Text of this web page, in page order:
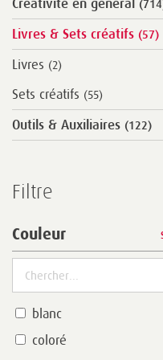
Créativité en général
Livres & Sets créatifs (57)
Livres (2)
Sets créatifs (55)
Outils & Auxiliaires (122)
Filtre
Couleur
blanc
coloré